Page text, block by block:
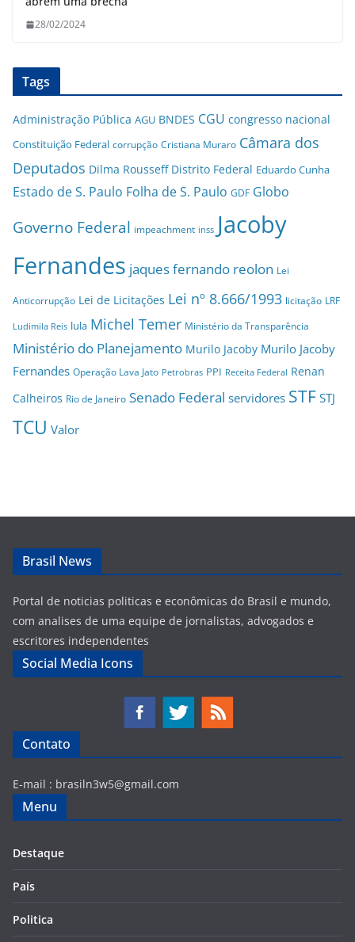
28/02/2024
Tags
Administração Pública AGU BNDES CGU congresso nacional
Constituição Federal corrupção Cristiana Muraro Câmara dos
Deputados Dilma Rousseff Distrito Federal Eduardo Cunha
Estado de S. Paulo Folha de S. Paulo GDF Globo
Governo Federal impeachment inss Jacoby
Fernandes jaques fernando reolon Lei
Anticorrupção Lei de Licitações Lei nº 8.666/1993 licitação LRF
Ludimila Reis lula Michel Temer Ministério da Transparência
Ministério do Planejamento Murilo Jacoby Murilo Jacoby
Fernandes Operação Lava Jato Petrobras PPI Receita Federal Renan
Calheiros Rio de Janeiro Senado Federal servidores STF STJ
TCU Valor
Brasil News
Portal de noticias politicas e econômicas do Brasil e mundo,
com analises de uma equipe de jornalistas, advogados e
escritores independentes
Social Media Icons
Contato
E-mail : brasiln3w5@gmail.com
Menu
Destaque
País
Politica